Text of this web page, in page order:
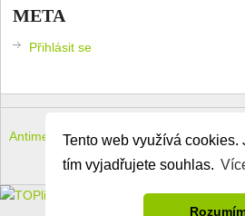
Tento web využívá cookies.
tím vyjadřujete souhlas.
META
Přihlásit se
Antimeloun – komouši dneška
Theme by